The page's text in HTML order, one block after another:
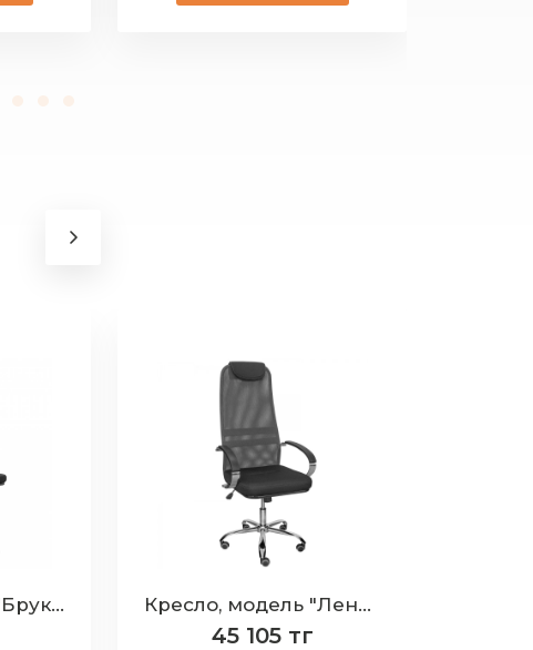
Кресло, модель "Брукс" Кресло, модель "Ленайс"
45 105 тг